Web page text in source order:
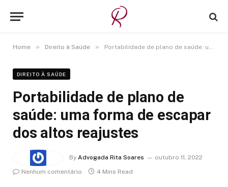
Home » Direito à Saúde » Portabilidade de plano de saúde: uma forma de escapar dos altos reajustes
DIREITO À SAÚDE
Portabilidade de plano de
saúde: uma forma de escapar
dos altos reajustes
By Advogada Rita Soares
outubro 11, 2022
Nenhum comentário
4 Mins Read